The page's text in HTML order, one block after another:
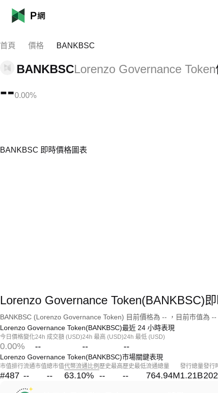
首頁 價格 BANKBSC
BANKBSCLorenzo Governance Token
--0.00%
BANKBSC 即時價格圖表
Lorenzo Governance Token(BANKBSC)
BANKBSC (Lorenzo Governance Token) 目前價格為 -- ，目前市值為 --
Lorenzo Governance Token(BANKBSC)最近 24 小時表現
今日價格變化
0.00%
24h 成交額 (USD)
--
24h 最高 (USD)
--
24h 最低 (USD)
--
Lorenzo Governance Token(BANKBSC)市場關鍵表現
市值排行
#487
流通市值
--
總市值
--
代幣流通比例
63.10%
歷史最高
--
歷史最低
--
流通總量
764.94M
發行總量
1.21B
發行